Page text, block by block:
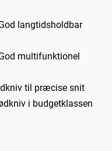
langtidsholdbar
multifunktionel
til præcise snit
i budgetklassen